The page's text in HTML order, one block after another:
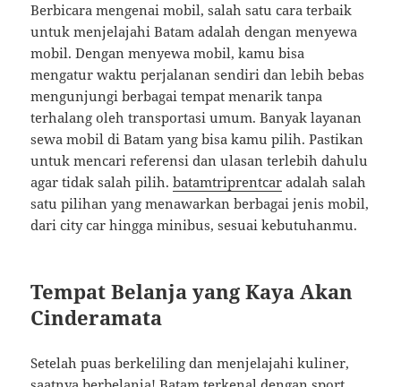
Berbicara mengenai mobil, salah satu cara terbaik
untuk menjelajahi Batam adalah dengan menyewa
mobil. Dengan menyewa mobil, kamu bisa
mengatur waktu perjalanan sendiri dan lebih bebas
mengunjungi berbagai tempat menarik tanpa
terhalang oleh transportasi umum. Banyak layanan
sewa mobil di Batam yang bisa kamu pilih. Pastikan
untuk mencari referensi dan ulasan terlebih dahulu
agar tidak salah pilih.batamtriprentcar adalah salah
satu pilihan yang menawarkan berbagai jenis mobil,
dari city car hingga minibus, sesuai kebutuhanmu.
Tempat Belanja yang Kaya Akan
Cinderamata
Setelah puas berkeliling dan menjelajahi kuliner,